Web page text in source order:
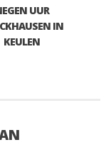
UUR
IN
KEULEN